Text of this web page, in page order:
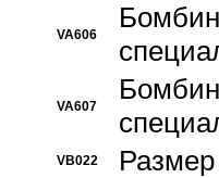
VA606
VA607
VB022